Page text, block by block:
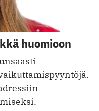
huomioon